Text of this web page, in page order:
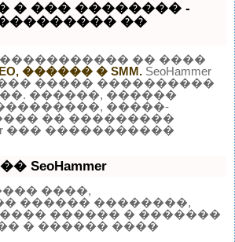
� ��� �������� -
��
�� ����
������ � SMM. SeoHammer
����� ����������
������, ������
�����-
�� ���������
��� �����������
����,
������ ��������,
������ � �������
� ������ ����